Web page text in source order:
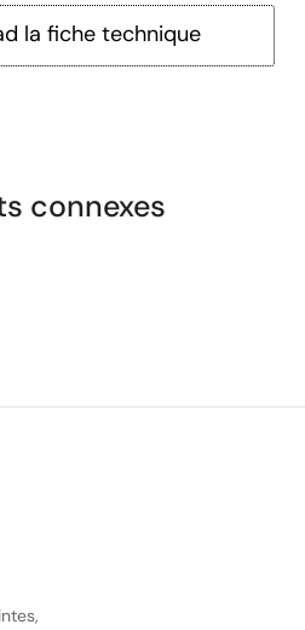
la fiche technique
connexes